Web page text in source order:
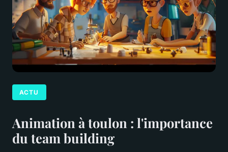
ACTU
Animation à toulon : l'importance
du team building